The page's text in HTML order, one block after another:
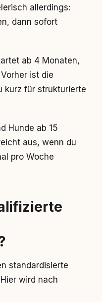
allerdings:
dann sofort
ab 4 Monaten,
ist die
kurz für strukturierte
Hunde ab 15
aus, wenn du
pro Woche
standardisierte
wird nach